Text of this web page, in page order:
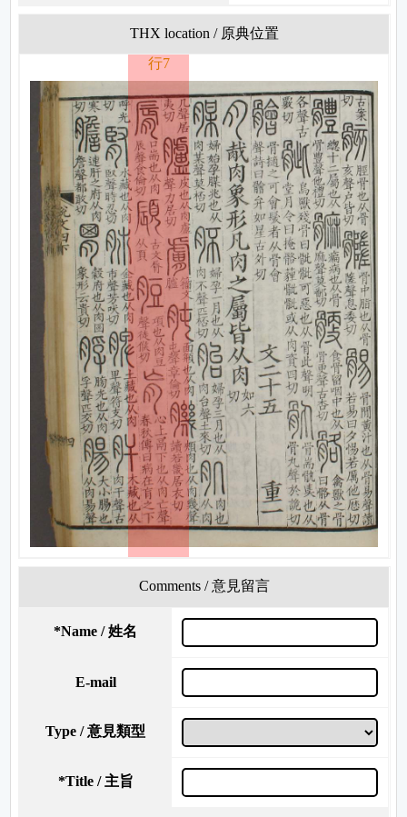
THX location / 原典位置
行7
Comments / 意見留言
*Name / 姓名
E-mail
Type / 意見類型
*Title / 主旨